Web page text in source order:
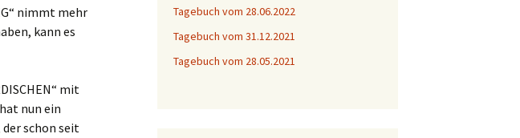
nimmt mehr
kann es
mit
nun ein
schon seit
Tagebuch vom 28.06.2022
Tagebuch vom 31.12.2021
Tagebuch vom 28.05.2021